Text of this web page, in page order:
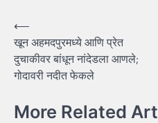
Post
navigation
⟵
खून अहमदपुरमध्ये आणि प्रेत
दुचाकीवर बांधून नांदेडला आणले;
गोदावरी नदीत फेकले
More Related